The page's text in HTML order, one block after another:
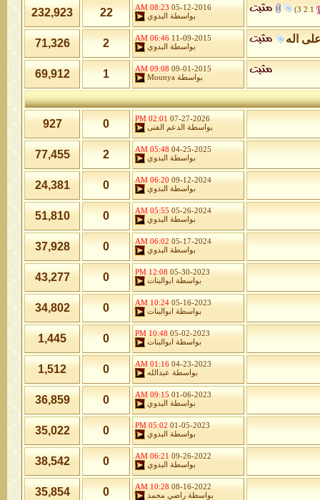
1
2
3
)
05-12-2016
08:23 AM
بواسطة
البدوي 22
232,923
اله 11-09-2015
06:46 AM
بواسطة
البدوي 2
71,326
09-01-2015
09:08 AM
بواسطة Mounya
1
69,912
07-27-2026
02:01 PM
بواسطة
الدعم الفنى 0
927
04-25-2025
05:48 AM
بواسطة
البدوي 2
77,455
09-12-2024
06:20 AM
بواسطة
البدوي 0
24,381
05-26-2024
05:55 AM
بواسطة
البدوي 0
51,810
05-17-2024
06:02 AM
بواسطة
البدوي 0
37,928
05-30-2023
12:08 PM
بواسطة
ابوالبنات 0
43,277
05-16-2023
10:24 AM
بواسطة
ابوالبنات 0
34,802
05-02-2023
10:48 PM
بواسطة
ابوالبنات 0
1,445
04-23-2023
01:16 AM
بواسطة عبدالله 0
1,512
01-06-2023
09:15 AM
بواسطة
البدوي 0
36,859
01-05-2023
05:02 PM
بواسطة
البدوي 0
35,022
09-26-2022
06:21 AM
بواسطة
البدوي 0
38,542
08-16-2022
10:28 AM
بواسطة راضي محمد 0
35,854